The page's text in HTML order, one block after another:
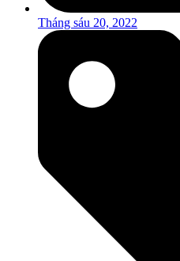
Tháng sáu 20, 2022